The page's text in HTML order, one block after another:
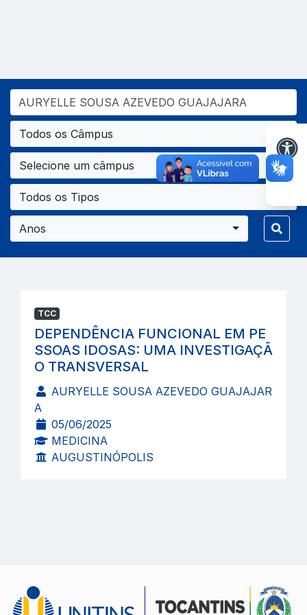
Todos os Câmpus
Selecione um câmpus
Todos os Tipos
Anos
TCC
DEPENDÊNCIA FUNCIONAL EM PE
SSOAS IDOSAS: UMA INVESTIGAÇÃ
O TRANSVERSAL
AURYELLE SOUSA AZEVEDO GUAJAJAR
A
05/06/2025
MEDICINA
AUGUSTINÓPOLIS